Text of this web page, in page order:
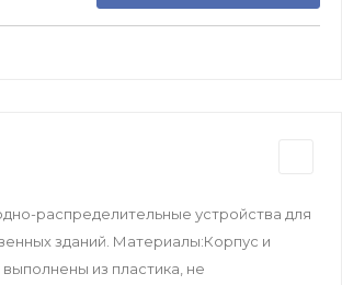
распределительные устройства для
зданий. Материалы:Корпус и
из пластика, не